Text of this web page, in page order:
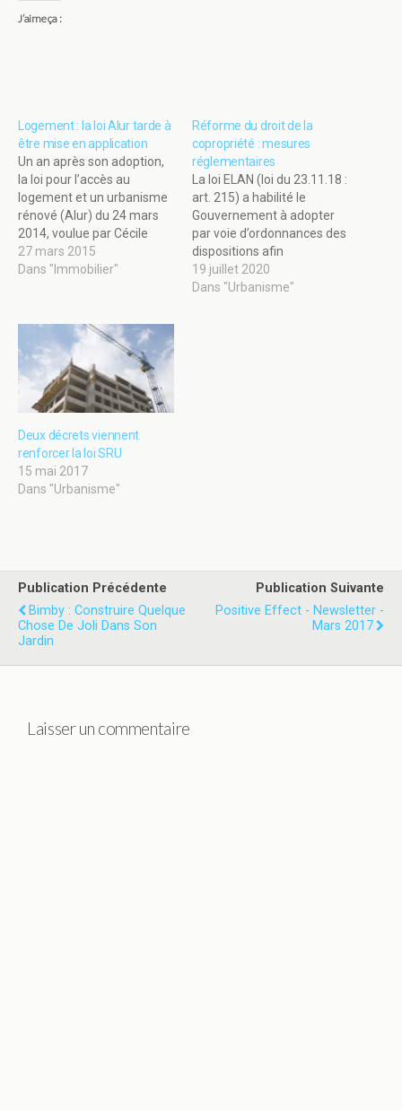
J’aime ça :
Logement : la loi Alur tarde à
être mise en application
Un an après son adoption,
la loi pour l’accès au
logement et un urbanisme
rénové (Alur) du 24 mars
2014, voulue par Cécile
Duflot, alors ministre du
logement, tarde à être
articles qui touchent à la
location, la copropriété, la
vente,…
27 mars 2015
Dans "Immobilier"
Réforme du droit de la
copropriété : mesures
réglementaires
La loi ELAN (loi du 23.11.18 :
art. 215) a habilité le
Gouvernement à adopter
par voie d’ordonnances des
dispositions afin
d’améliorer la gestion des
immeubles soumis au
19 juillet 2020
Dans "Urbanisme"
Deux décrets viennent
renforcer la loi SRU
15 mai 2017
Dans "Urbanisme"
Publication Précédente
Bimby : Construire Quelque
Chose De Joli Dans Son
Jardin
Publication Suivante
Positive Effect - Newsletter -
Mars 2017
Laisser un commentaire